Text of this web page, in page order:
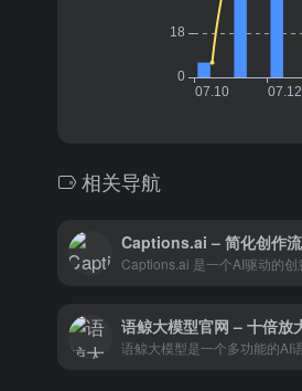
相关导航